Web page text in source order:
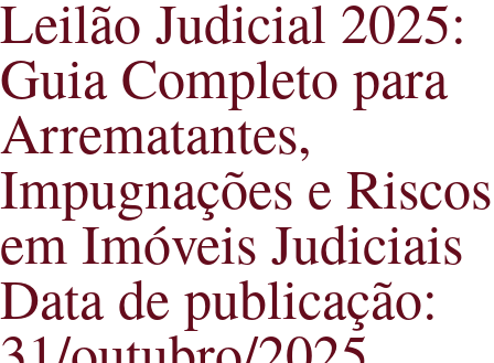
Leilão Judicial 2025:
Guia Completo para
Arrematantes,
Impugnações e Riscos
em Imóveis Judiciais
Data de publicação: